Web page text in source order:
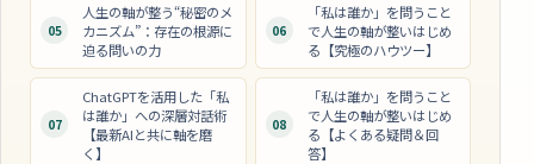
05
人生の軸が整う“秘密のメ
カニズム”：存在の根源に
迫る問いの力
06
「私は誰か」を問うこと
で人生の軸が整いはじめ
る【究極のハウツー】
07
ChatGPTを活用した「私
は誰か」への深層対話術
【最新AIと共に軸を磨
く】
08
「私は誰か」を問うこと
で人生の軸が整いはじめ
る【よくある疑問＆回
答】